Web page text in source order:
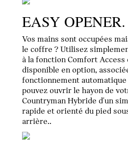
EASY OPENER.
Vos mains sont occupées
le coffre ? Utilisez
à la fonction Comfort Access
disponible en option,
fonctionnement automatique
pouvez ouvrir le hayon de
Countryman Hybride d'un
rapide et orienté du pied
arrière..